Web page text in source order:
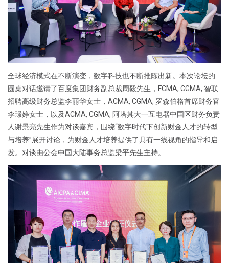
全球经济模式在不断演变，数字科技也不断推陈出新。本次论坛的
圆桌对话邀请了百度集团财务副总裁周毅先生，FCMA, CGMA, 智联
招聘高级财务总监李丽华女士，ACMA, CGMA, 罗森伯格首席财务官
李璟婷女士，以及ACMA, CGMA, 阿塔其大一互电器中国区财务负责
人谢景亮先生作为对谈嘉宾，围绕“数字时代下创新财金人才的转型
与培养”展开讨论，为财金人才培养提供了具有一线视角的指导和启
发。对谈由公会中国大陆事务总监梁平先生主持。